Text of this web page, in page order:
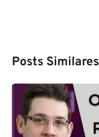
Posts Similares